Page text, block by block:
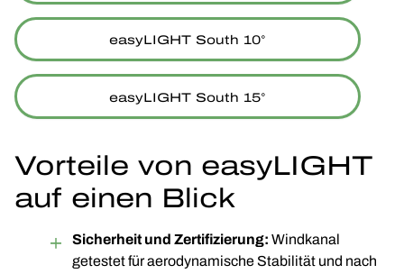
easyLIGHT South 10°
easyLIGHT South 15°
Vorteile von easyLIGHT
auf einen Blick
Sicherheit und Zertifizierung: Windkanal
getestet für aerodynamische Stabilität und nach